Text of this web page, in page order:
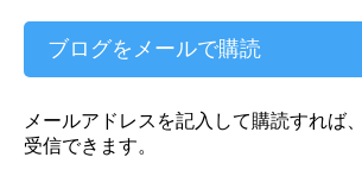
ブログをメールで購読
メールアドレスを記入して購読すれば
受信できます。